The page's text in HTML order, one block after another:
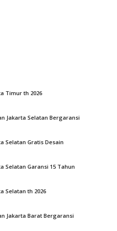
Timur th 2026
Jakarta Selatan Bergaransi
Selatan Gratis Desain
Selatan Garansi 15 Tahun
Selatan th 2026
Jakarta Barat Bergaransi